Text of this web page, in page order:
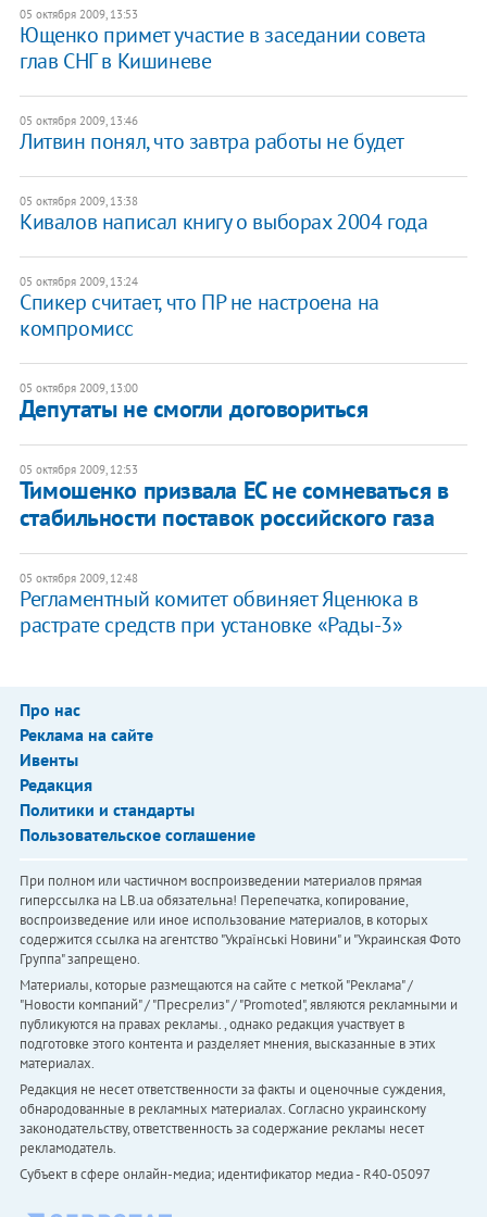
05 октября 2009, 13:53
Ющенко примет участие в заседании совета
глав СНГ в Кишиневе
05 октября 2009, 13:46
Литвин понял, что завтра работы не будет
05 октября 2009, 13:38
Кивалов написал книгу о выборах 2004 года
05 октября 2009, 13:24
Спикер считает, что ПР не настроена на
компромисс
05 октября 2009, 13:00
Депутаты не смогли договориться
05 октября 2009, 12:53
Тимошенко призвала ЕС не сомневаться в
стабильности поставок российского газа
05 октября 2009, 12:48
Регламентный комитет обвиняет Яценюка в
растрате средств при установке «Рады-3»
Про нас
Реклама на сайте
Ивенты
Редакция
Политики и стандарты
Пользовательское соглашение
При полном или частичном воспроизведении материалов прямая
гиперссылка на LB.ua обязательна! Перепечатка, копирование,
воспроизведение или иное использование материалов, в которых
содержится ссылка на агентство "Українськi Новини" и "Украинская Фото
Группа" запрещено.
Материалы, которые размещаются на сайте с меткой "Реклама" /
"Новости компаний" / "Пресрелиз" / "Promoted", являются рекламными и
публикуются на правах рекламы. , однако редакция участвует в
подготовке этого контента и разделяет мнения, высказанные в этих
материалах.
Редакция не несет ответственности за факты и оценочные суждения,
обнародованные в рекламных материалах. Согласно украинскому
законодательству, ответственность за содержание рекламы несет
рекламодатель.
Субъект в сфере онлайн-медиа; идентификатор медиа - R40-05097